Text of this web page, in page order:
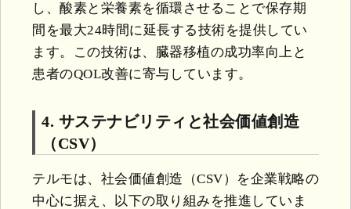
し、酸素と栄養素を循環させることで保存期
間を最大24時間に延長する技術を提供してい
ます。この技術は、臓器移植の成功率向上と
患者のQOL改善に寄与しています。
4. サステナビリティと社会価値創造
（CSV）
テルモは、社会価値創造（CSV）を企業戦略の
中心に据え、以下の取り組みを推進していま